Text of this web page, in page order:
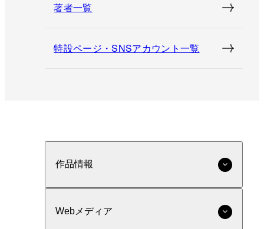
著者一覧
特設ページ・SNSアカウント一覧
作品情報
Webメディア